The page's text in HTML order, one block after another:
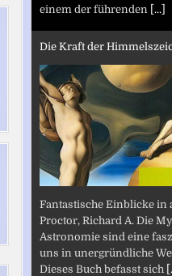
einem der führenden [...]
Die Kraft der
Fantastische Einblicke in
Proctor, Richard A. Die
Astronomie sind eine
uns in unergründliche
Dieses Buch befasst sich